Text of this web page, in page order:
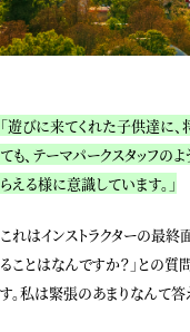
「遊びに来てくれた子供達に、
ても、テーマパークスタッフの
らえる様に意識しています。」
これはインストラクターの最終
ることはなんですか？」との
す。私は緊張のあまりなんて